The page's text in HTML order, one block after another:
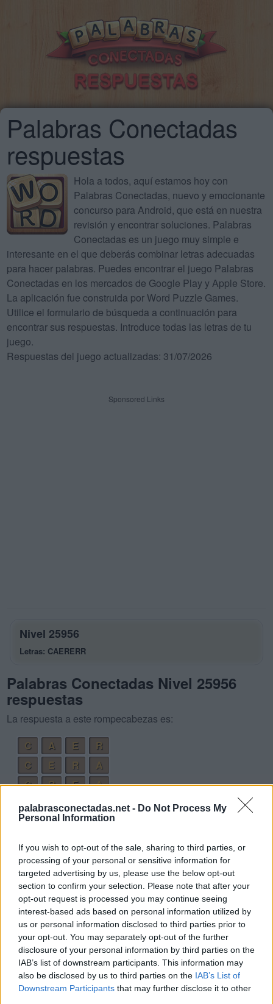
palabrasconectadas.net - Do Not Process My
Personal Information
If you wish to opt-out of the sale, sharing to third parties, or
processing of your personal or sensitive information for
targeted advertising by us, please use the below opt-out
section to confirm your selection. Please note that after your
opt-out request is processed you may continue seeing
interest-based ads based on personal information utilized by
us or personal information disclosed to third parties prior to
your opt-out. You may separately opt-out of the further
disclosure of your personal information by third parties on the
IAB’s list of downstream participants. This information may
also be disclosed by us to third parties on the IAB’s List of
Downstream Participants that may further disclose it to other
Palabras Conectadas
respuestas
Hola a todos, aquí estamos hoy con
Palabras Conectadas, nuevo y emocionante
concurso para Android, que está en nuestra
revisión y encontrar soluciones. Palabras
Conectadas es un juego muy simple e
interesante en el que deberás combinar letras adecuadas
para hacer palabras. Puedes encontrar el juego Palabras
Conectadas en los mercados de Google Play y Apple Store.
La aplicación fue construida por Word Puzzle Games.
Utilice el formulario de búsqueda a continuación para
encontrar sus respuestas. Introduce todas las letras de tu
juego.
Respuestas del juego actualizadas: 31/07/2026
Sponsored Links
Nivel 25956
Letras: CAERERR
Palabras Conectadas Nivel 25956
respuestas
La respuesta a este rompecabezas es:
C
A E
R
C
E R
A
C
R E
A
C
R E
E
R
E C
E
R
E C A
E
C
E R R A
R
R
E C R E
A
R
E C R E A
R
Palabras extra:
A
R R
E
A
R C
E
A
C R
E